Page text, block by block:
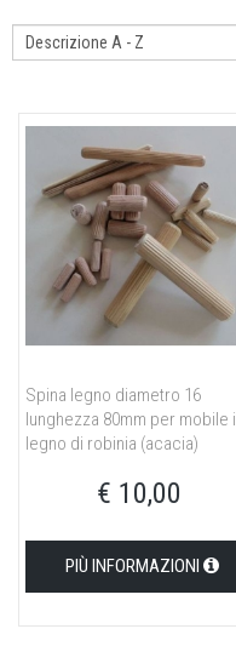
Spina legno diametro 16
lunghezza 80mm per mobile
legno di robinia (acacia)
€ 10,00
PIÙ INFORMAZIONI